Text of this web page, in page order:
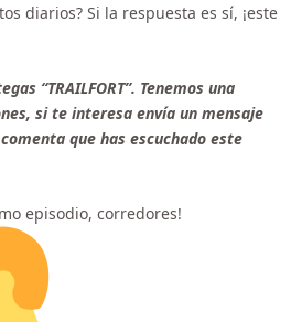
diarios? Si la respuesta es sí, ¡este
“TRAILFORT”. Tenemos una
si te interesa envía un mensaje
que has escuchado este
episodio, corredores!